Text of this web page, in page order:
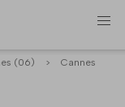
(06) >
Cannes